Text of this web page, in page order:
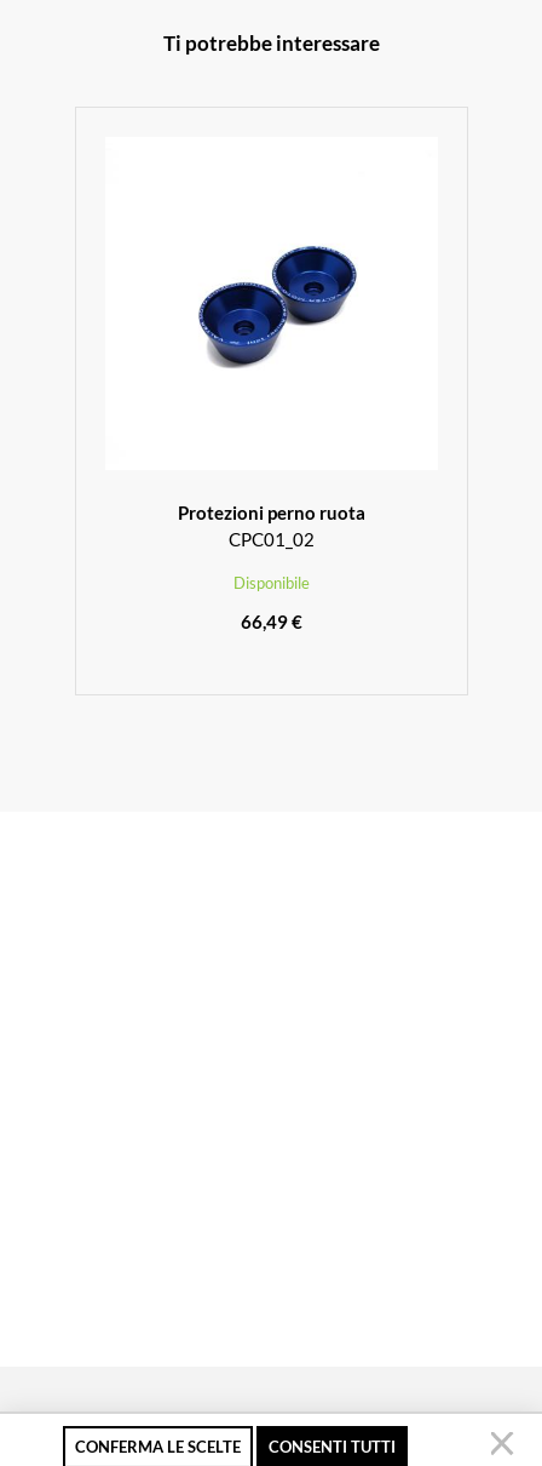
Ti potrebbe interessare
Protezioni perno ruota
CPC01_02
Disponibile
66,49 €
CONFERMA LE SCELTE CONSENTI TUTTI